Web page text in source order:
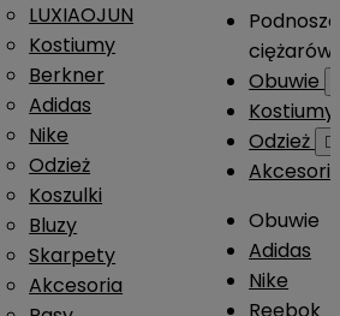
LUXIAOJUN
Kostiumy
Berkner
Adidas
Nike
Odzież
Koszulki
Bluzy
Skarpety
Akcesoria
ciężarów
Obuwie
Kostiumy
Odzież

Obuwie
Adidas
Nike